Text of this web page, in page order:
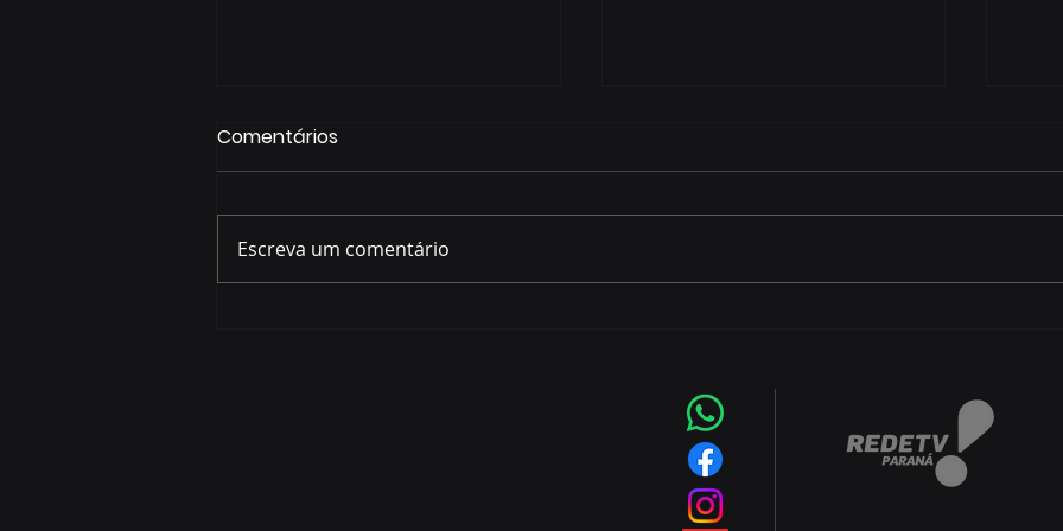
Futsal 2026 com equipes
de quatro países
Comentários
Escreva um comentário